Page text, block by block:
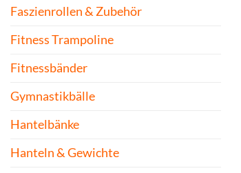
Faszienrollen & Zubehör
Fitness Trampoline
Fitnessbänder
Gymnastikbälle
Hantelbänke
Hanteln & Gewichte